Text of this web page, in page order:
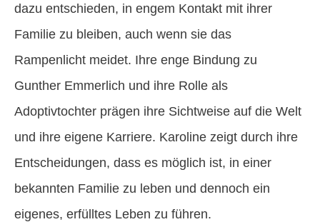
dazu entschieden, in engem Kontakt mit ihrer
Familie zu bleiben, auch wenn sie das
Rampenlicht meidet. Ihre enge Bindung zu
Gunther Emmerlich und ihre Rolle als
Adoptivtochter prägen ihre Sichtweise auf die Welt
und ihre eigene Karriere. Karoline zeigt durch ihre
Entscheidungen, dass es möglich ist, in einer
bekannten Familie zu leben und dennoch ein
eigenes, erfülltes Leben zu führen.